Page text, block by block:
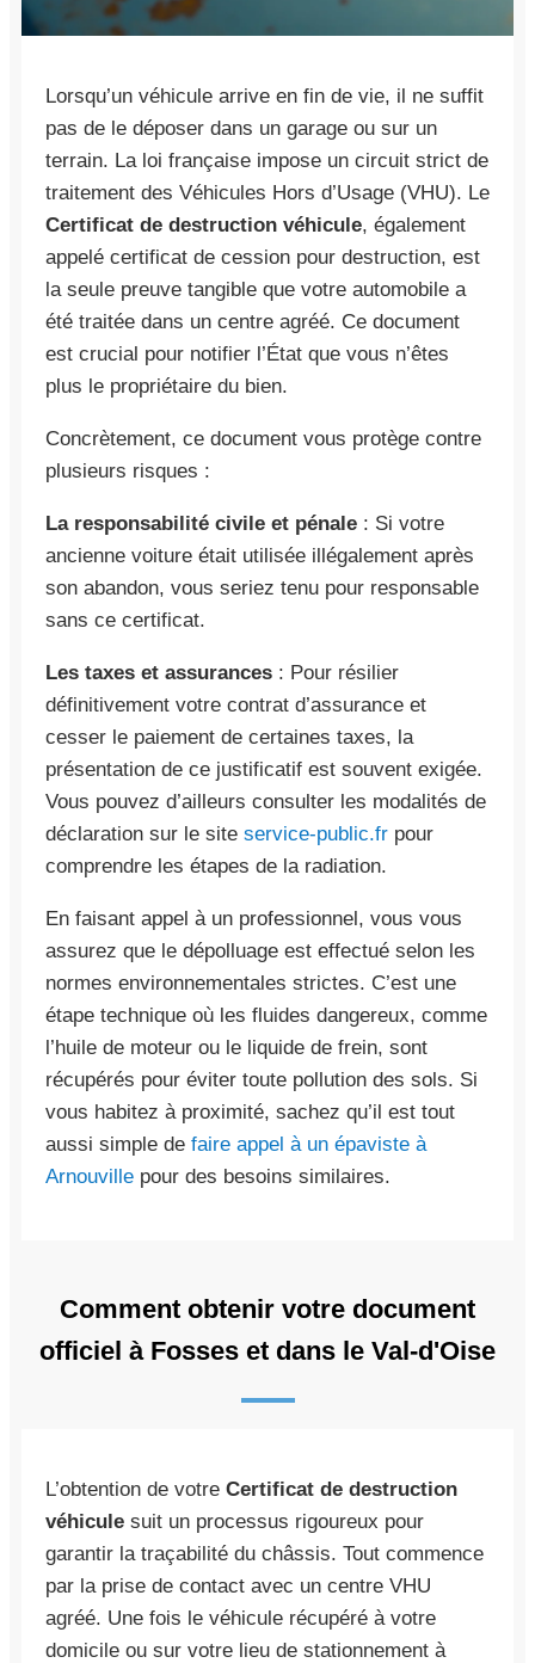
Lorsqu’un véhicule arrive en fin de vie, il ne suffit
pas de le déposer dans un garage ou sur un
terrain. La loi française impose un circuit strict de
traitement des Véhicules Hors d’Usage (VHU). Le
Certificat de destruction véhicule, également
appelé certificat de cession pour destruction, est
la seule preuve tangible que votre automobile a
été traitée dans un centre agréé. Ce document
est crucial pour notifier l’État que vous n’êtes
plus le propriétaire du bien.
Concrètement, ce document vous protège contre
plusieurs risques :
La responsabilité civile et pénale : Si votre
ancienne voiture était utilisée illégalement après
son abandon, vous seriez tenu pour responsable
sans ce certificat.
Les taxes et assurances : Pour résilier
définitivement votre contrat d’assurance et
cesser le paiement de certaines taxes, la
présentation de ce justificatif est souvent exigée.
Vous pouvez d’ailleurs consulter les modalités de
déclaration sur le site service-public.fr pour
comprendre les étapes de la radiation.
En faisant appel à un professionnel, vous vous
assurez que le dépolluage est effectué selon les
normes environnementales strictes. C’est une
étape technique où les fluides dangereux, comme
l’huile de moteur ou le liquide de frein, sont
récupérés pour éviter toute pollution des sols. Si
vous habitez à proximité, sachez qu’il est tout
aussi simple de faire appel à un épaviste à
Arnouville pour des besoins similaires.
Comment obtenir votre document
officiel à Fosses et dans le Val-d'Oise
L’obtention de votre Certificat de destruction
véhicule suit un processus rigoureux pour
garantir la traçabilité du châssis. Tout commence
par la prise de contact avec un centre VHU
agréé. Une fois le véhicule récupéré à votre
domicile ou sur votre lieu de stationnement à